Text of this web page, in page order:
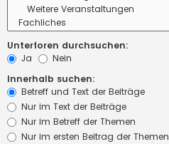
Unterforen durchsuchen:
Ja
Nein
Innerhalb suchen:
Betreff und Text der Beiträge
Nur im Text der Beiträge
Nur im Betreff der Themen
Nur im ersten Beitrag der Themen